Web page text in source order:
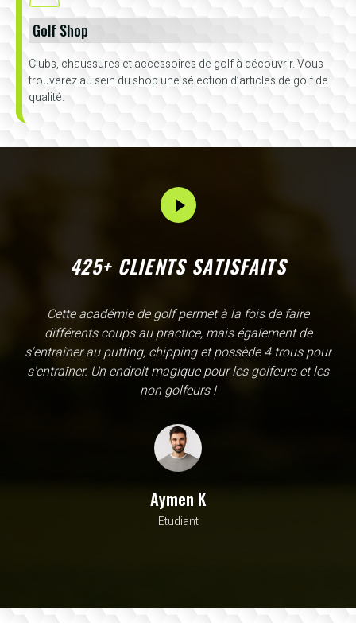
Golf Shop
Clubs, chaussures et accessoires de golf à découvrir. Vous
trouverez au sein du shop une sélection d’articles de golf de
qualité.
425+ CLIENTS SATISFAITS
L'Academy de Gammarth comme son nom l'indique est
une école, en fait c'est un practice exceptionnel. il y a
évidemment un pratique classic sur tapis mais aussi
un sur herbe, des zones pour le chipping, les bumqers...
Vous y avez pensé, c'est à l'academy. Il n'y a pas assez
beauté de ce site